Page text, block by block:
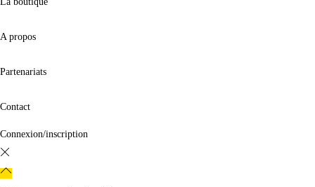
A propos
Partenariats
Contact
Connexion/inscription